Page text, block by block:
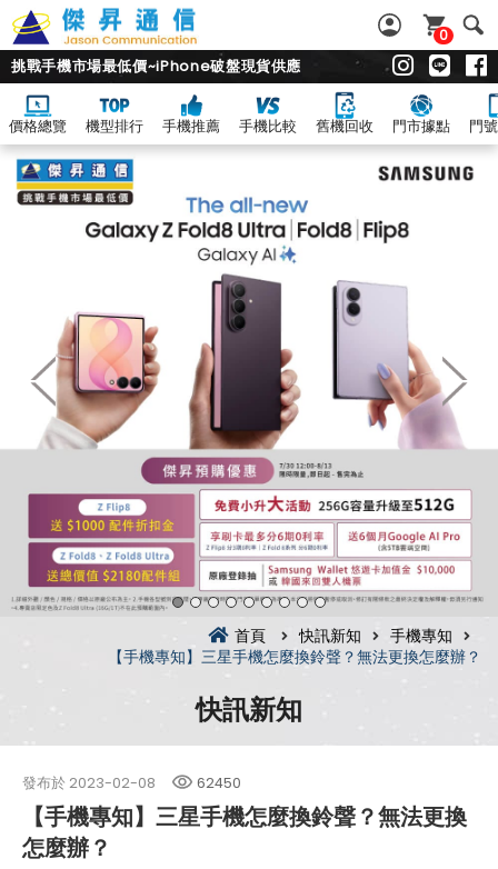
0
挑戰手機市場最低價~iPhone破盤現貨供應
價格總覽 機型排行 手機推薦 手機比較 舊機回收 門市據點 門
首頁 快訊新知
手機專知
【手機專知】三星手機怎麼換鈴聲？無法更換怎麼辦？
快訊新知
發布於 2023-02-08 62450
【手機專知】三星手機怎麼換鈴聲？無法更換
怎麼辦？